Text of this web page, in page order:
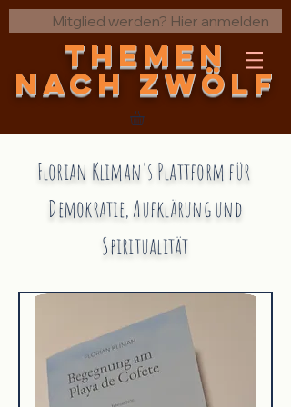
Mitglied werden? Hier anmelden
THEMEN
nach zwölf
Florian Kliman's Plattform für
Demokratie, Aufklärung und
Spiritualität